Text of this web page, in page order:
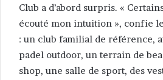
Club a d’abord surpris. «
écouté mon intuition », confie
: un club familial de référence,
padel outdoor, un terrain de
shop, une salle de sport, des